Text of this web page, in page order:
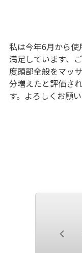
私は今年6月から
満足しています、
度頭部全般をマッ
分増えたと評価さ
す。よろしくお願い